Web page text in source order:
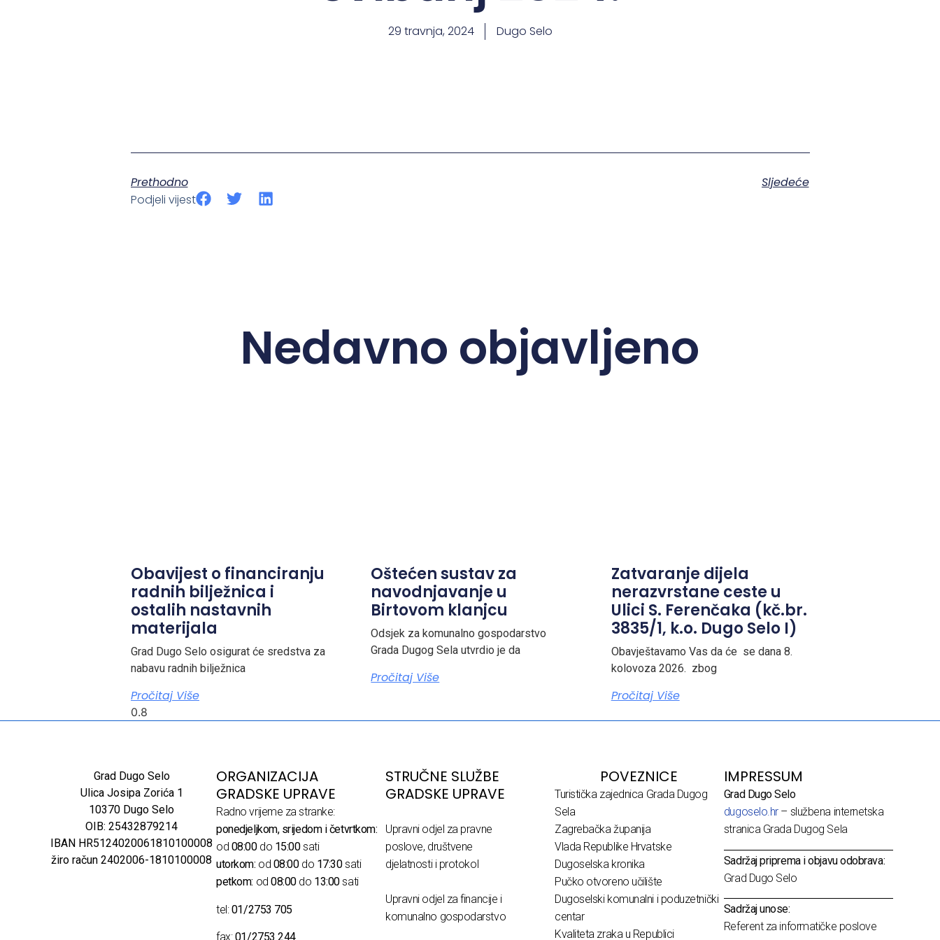
29 travnja, 2024 Dugo Selo
Prethodno
Sljedeće
Podjeli vijest
Nedavno objavljeno
Obavijest o financiranju
radnih bilježnica i
ostalih nastavnih
materijala
Grad Dugo Selo osigurat će sredstva za
nabavu radnih bilježnica
Pročitaj Više
Oštećen sustav za
navodnjavanje u
Birtovom klanjcu
Odsjek za komunalno gospodarstvo
Grada Dugog Sela utvrdio je da
Pročitaj Više
Zatvaranje dijela
nerazvrstane ceste u
Ulici S. Ferenčaka (kč.br.
3835/1, k.o. Dugo Selo I)
Obavještavamo Vas da će se dana 8.
kolovoza 2026. zbog
Pročitaj Više
Grad Dugo Selo
Ulica Josipa Zorića 1
10370 Dugo Selo
OIB: 25432879214
IBAN HR5124020061810100008
žiro račun 2402006-1810100008
ORGANIZACIJA
GRADSKE UPRAVE
Radno vrijeme za stranke:
ponedjeljkom, srijedom i četvrtkom:
od 08:00do 15:00sati
utorkom: od 08:00do 17:30sati
petkom: od08:00do 13:00sati
tel:01/2753 705
fax:01/2753 244
STRUČNE SLUŽBE
GRADSKE UPRAVE
Upravni odjel za pravne
poslove, društvene
djelatnosti i protokol
Upravni odjel za financije i
komunalno gospodarstvo
POVEZNICE
Turistička zajednica Grada Dugog
Sela
Zagrebačka županija
Vlada Republike Hrvatske
Dugoselska kronika
Pučko otvoreno učilište
Dugoselski komunalni i poduzetnički
centar
Kvaliteta zraka u Republici
IMPRESSUM
Grad Dugo Selo
dugoselo.hr– službena internetska
stranica Grada Dugog Sela
Sadržaj priprema i objavu odobrava:
Grad Dugo Selo
Sadržaj unose:
Referent za informatičke poslove